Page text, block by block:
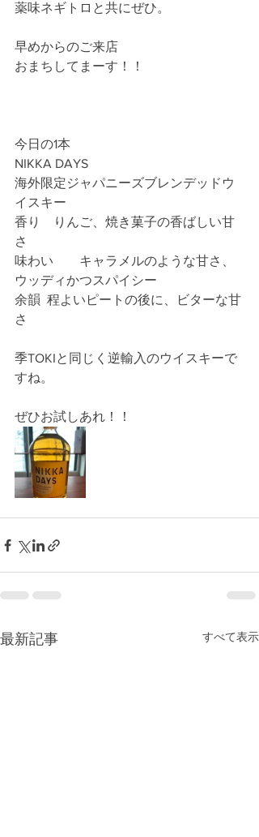
薬味ネギトロと共にぜひ。
早めからのご来店
おまちしてまーす！！
今日の1本
NIKKA DAYS
海外限定ジャパニーズブレンデッドウ
イスキー
香り　りんご、焼き菓子の香ばしい甘
さ
味わい	キャラメルのような甘さ、
ウッディかつスパイシー
余韻	程よいピートの後に、ビターな甘
さ
季TOKIと同じく逆輸入のウイスキーで
すね。
ぜひお試しあれ！！
最新記事 すべて表示